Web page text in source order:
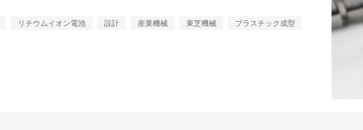
リチウムイオン電池 設計 産業機械 東芝機械 プラスチック成型